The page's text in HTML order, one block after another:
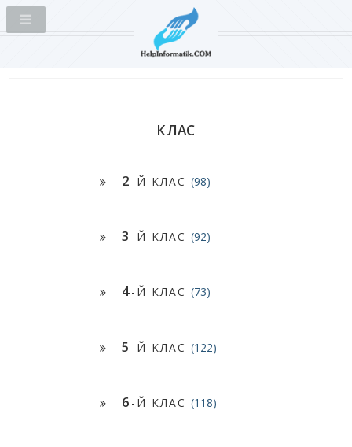
КЛАС
2 -Й КЛАС (98)
3 -Й КЛАС (92)
4-Й КЛАС (73)
5 -Й КЛАС (122)
6 -Й КЛАС (118)